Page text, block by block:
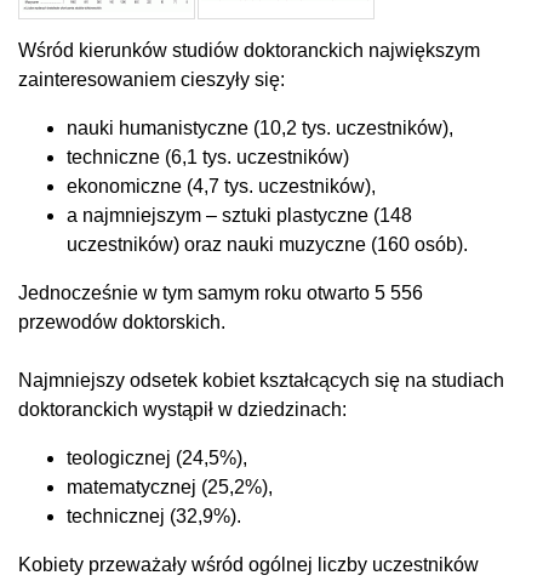
Wśród kierunków studiów doktoranckich największym
zainteresowaniem cieszyły się:
nauki humanistyczne (10,2 tys. uczestników),
techniczne (6,1 tys. uczestników)
ekonomiczne (4,7 tys. uczestników),
a najmniejszym – sztuki plastyczne (148
uczestników) oraz nauki muzyczne (160 osób).
Jednocześnie w tym samym roku otwarto 5 556
przewodów doktorskich.
Najmniejszy odsetek kobiet kształcących się na studiach
doktoranckich wystąpił w dziedzinach:
teologicznej (24,5%),
matematycznej (25,2%),
technicznej (32,9%).
Kobiety przeważały wśród ogólnej liczby uczestników